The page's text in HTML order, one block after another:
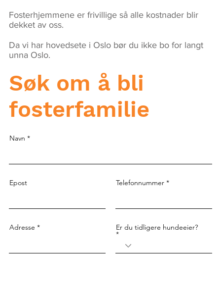
Fosterhjemmene er frivillige så alle kostnader blir
dekket av oss.
Da vi har hovedsete i Oslo bør du ikke bo for langt
unna Oslo.
Søk om å bli
fosterfamilie
Navn
Epost Telefonnummer
Adresse Er du tidligere hundeeier?